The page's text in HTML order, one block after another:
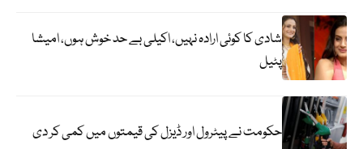
شادی کا کوئی ارادہ نہیں، اکیلی بے حد خوش ہوں، امیشا
پٹیل
حکومت نے پیٹرول اور ڈیزل کی قیمتوں میں کمی کر دی